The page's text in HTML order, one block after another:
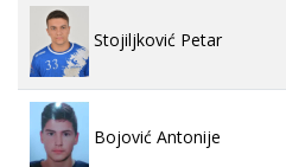
Stojiljković Petar
Bojović Antonije